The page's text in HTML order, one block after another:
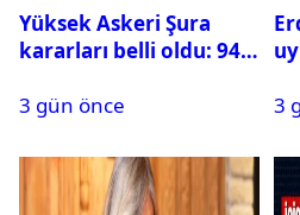
Yüksek Askeri Şura
kararları belli oldu: 94
3 gün önce
3